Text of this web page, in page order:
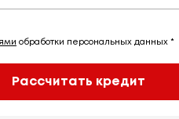
обработки персональных данных *
Рассчитать кредит